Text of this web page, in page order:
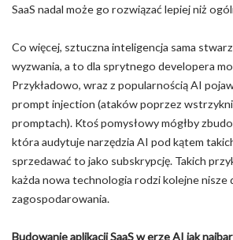
SaaS nadal może go rozwiązać lepiej niż
Co więcej, sztuczna inteligencja sama
wyzwania, a to dla sprytnego developera
Przykładowo, wraz z popularnością AI
prompt injection (ataków poprzez
promptach). Ktoś pomysłowy mógłby
która audytuje narzędzia AI pod kątem
sprzedawać to jako subskrypcję. Takich
każda nowa technologia rodzi kolejne nisze
zagospodarowania.
Budowanie aplikacji SaaS w erze AI jak